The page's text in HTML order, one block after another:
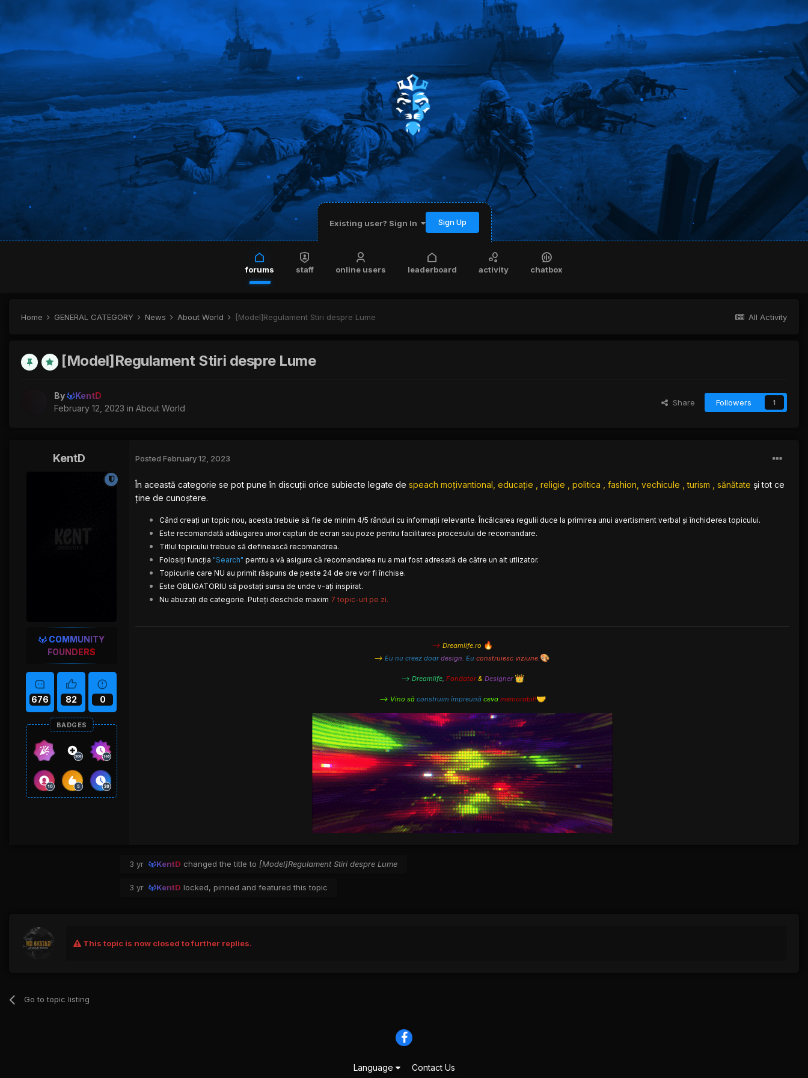
Existing user? Sign In Sign Up
forums staff online users leaderboard activity chatbox
All Activity
Home GENERAL CATEGORY News About World [Model]Regulament Stiri despre Lume
[Model]Regulament Stiri despre Lume
By
KentD
February 12, 2023 in About World
Share Followers 1
KentD
COMMUNITY
FOUNDERS
676 82 0
BADGES
Posted February 12, 2023
În această categorie se pot pune în discuții orice subiecte legate de speach moțivantional, educație , religie , politica , fashion, vechicule , turism , sănătate și tot ce
ține de cunoștere.
Când creați un topic nou, acesta trebuie să fie de minim 4/5 rânduri cu informații relevante. Încălcarea regulii duce la primirea unui avertisment verbal și închiderea topicului.
Este recomandată adăugarea unor capturi de ecran sau poze pentru facilitarea procesului de recomandare.
Titlul topicului trebuie să definească recomandrea.
Folosiți funcția "Search" pentru a vă asigura că recomandarea nu a mai fost adresată de către un alt utlizator.
Topicurile care NU au primit răspuns de peste 24 de ore vor fi închise.
Este OBLIGATORIU să postați sursa de unde v-ați inspirat.
Nu abuzați de categorie. Puteți deschide maxim 7 topic-uri pe zi.
–> Dreamlife.ro 🔥
–> Eu nu creez doardesign. Eu construiesc viziune.🎨
–> Dreamlife, Fondator & Designer 👑
–> Vino să construim împreunăceva memorabil!🤝
3 yr KentD changed the title to [Model]Regulament Stiri despre Lume
3 yr KentD locked, pinned and featured this topic
This topic is now closed to further replies.
Go to topic listing
Language Contact Us